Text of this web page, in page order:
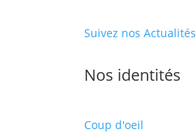
Suivez nos Actualités
Nos identités
Coup d'oeil